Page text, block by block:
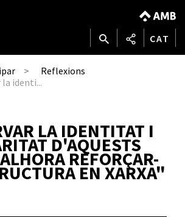
CAT
Reflexions
identi...
LA IDENTITAT I
D'AQUESTS
REFORÇAR-
EN XARXA"